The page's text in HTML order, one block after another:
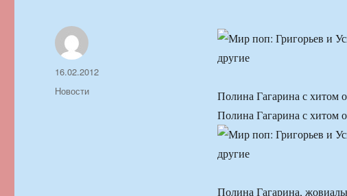
Полина Гагарина с хитом
Полина Гагарина с хитом
Полина Гагарина,
Автор
Опубликовано
16.02.2012
Рубрики
Новости